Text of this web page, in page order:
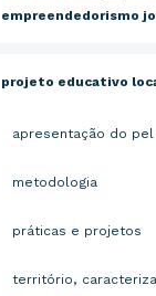
empreendedorismo
projeto educativo
apresentação do pel
metodologia
práticas e projetos
território,